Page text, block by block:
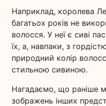
Наприклад, королева
багатьох років не
волосся. У неї є сиві
їх, а, навпаки, з
природний колір
стильною сивиною.
Нагадаємо, що раніше
зображень інших